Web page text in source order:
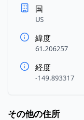
国
US
緯度
61.206257
経度
-149.893317
その他の住所